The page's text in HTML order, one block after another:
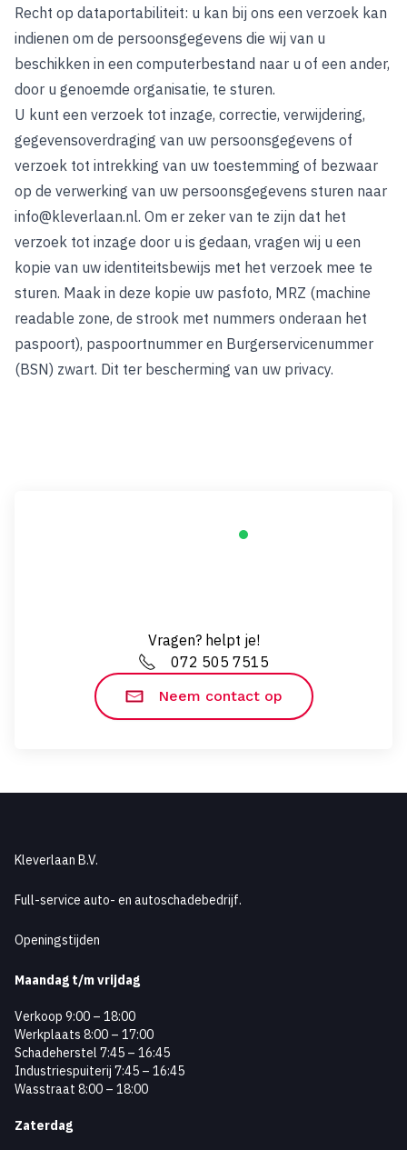
Recht op dataportabiliteit: u kan bij ons een verzoek kan
indienen om de persoonsgegevens die wij van u
beschikken in een computerbestand naar u of een ander,
door u genoemde organisatie, te sturen.
U kunt een verzoek tot inzage, correctie, verwijdering,
gegevensoverdraging van uw persoonsgegevens of
verzoek tot intrekking van uw toestemming of bezwaar
op de verwerking van uw persoonsgegevens sturen naar
info@kleverlaan.nl. Om er zeker van te zijn dat het
verzoek tot inzage door u is gedaan, vragen wij u een
kopie van uw identiteitsbewijs met het verzoek mee te
sturen. Maak in deze kopie uw pasfoto, MRZ (machine
readable zone, de strook met nummers onderaan het
paspoort), paspoortnummer en Burgerservicenummer
(BSN) zwart. Dit ter bescherming van uw privacy.
Vragen? helpt je!
072 505 7515
Neem contact op
Kleverlaan B.V.
Full-service auto- en autoschadebedrijf.
Openingstijden
Maandag t/m vrijdag
Verkoop 9:00 – 18:00
Werkplaats 8:00 – 17:00
Schadeherstel 7:45 – 16:45
Industriespuiterij 7:45 – 16:45
Wasstraat 8:00 – 18:00
Zaterdag